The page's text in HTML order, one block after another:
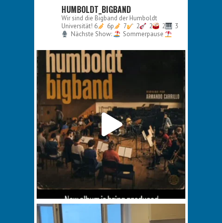
HUMBOLDT_BIGBAND
Wir sind die Bigband der Humboldt
Universität! 6 6p 7 2 2 2
3
Nächste Show:
Sommerpause